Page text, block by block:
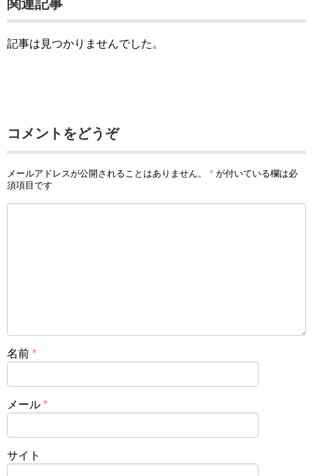
関連記事
記事は見つかりませんでした。
コメントをどうぞ
メールアドレスが公開されることはありません。 * が付いている欄は必
須項目です
名前 *
メール *
サイト